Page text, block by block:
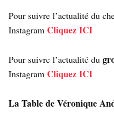
Pour suivre l’actualité du
Instagram Cliquez ICI
Pour suivre l’actualité du
Instagram Cliquez ICI
La Table de Véronique